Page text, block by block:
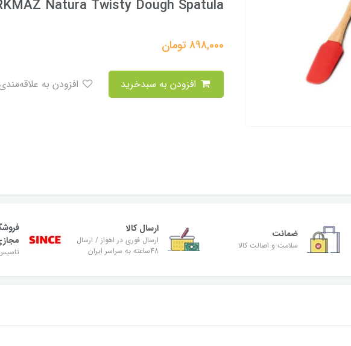
Natura Twisty Dough Spatula
898,000تومان
ضمانت
سلامت و اصالت کالا
ارسال کالا
ارسال فوری در اهواز / ارسال
48ساعته به سراسر ایران
تاسیس